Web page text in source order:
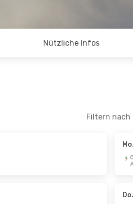
Nützliche Infos
Filtern nach